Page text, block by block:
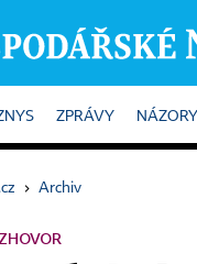
ZPRÁVY NÁZORY
› Archiv